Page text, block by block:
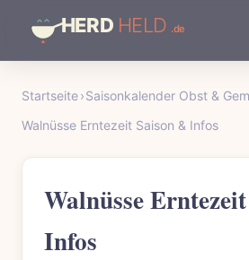
Startseite›Saisonkalender Obst &
Walnüsse Erntezeit Saison & Infos
Walnüsse
Infos